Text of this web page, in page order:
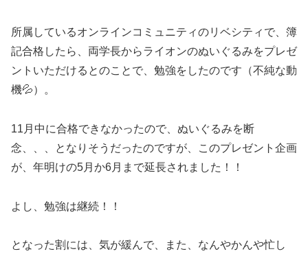
所属しているオンラインコミュニティのリベシティで、簿
記合格したら、両学長からライオンのぬいぐるみをプレゼ
ントいただけるとのことで、勉強をしたのです（不純な動
機💦）。
11月中に合格できなかったので、ぬいぐるみを断
念、、、となりそうだったのですが、このプレゼント企画
が、年明けの5月か6月まで延長されました！！
よし、勉強は継続！！
となった割には、気が緩んで、また、なんやかんや忙し